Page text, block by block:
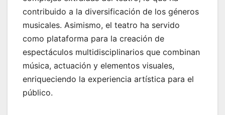
contribuido a la diversificación de los géneros
musicales. Asimismo, el teatro ha servido
como plataforma para la creación de
espectáculos multidisciplinarios que combinan
música, actuación y elementos visuales,
enriqueciendo la experiencia artística para el
público.